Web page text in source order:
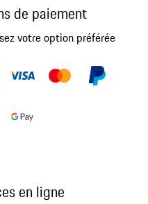
de paiement
votre option préférée
en ligne